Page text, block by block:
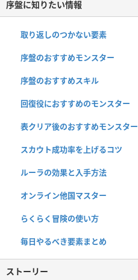
序盤に知りたい情報
取り返しのつかない要素
序盤のおすすめモンスター
序盤のおすすめスキル
回復役におすすめのモンスター
表クリア後のおすすめモンスター
スカウト成功率を上げるコツ
ルーラの効果と入手方法
オンライン他国マスター
らくらく冒険の使い方
毎日やるべき要素まとめ
ストーリー